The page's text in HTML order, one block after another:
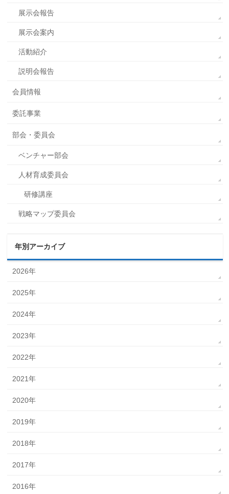
展示会報告
展示会案内
活動紹介
説明会報告
会員情報
委託事業
部会・委員会
ベンチャー部会
人材育成委員会
研修講座
戦略マップ委員会
年別アーカイブ
2026年
2025年
2024年
2023年
2022年
2021年
2020年
2019年
2018年
2017年
2016年